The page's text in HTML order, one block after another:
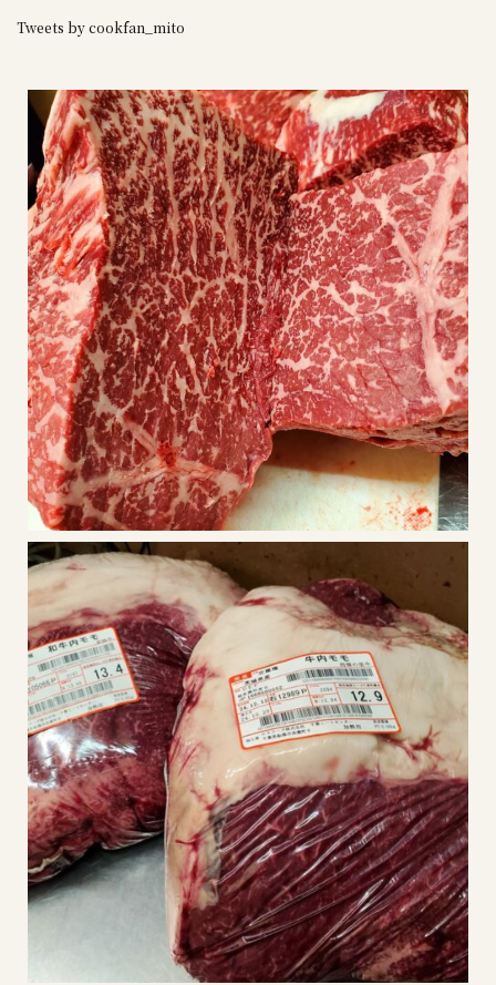
Tweets by cookfan_mito